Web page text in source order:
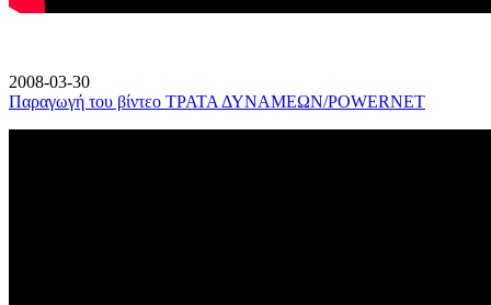
2008-03-30
Παραγωγή του βίντεο ΤΡΑΤΑ ΔΥΝΑΜΕΩΝ/POWERNET